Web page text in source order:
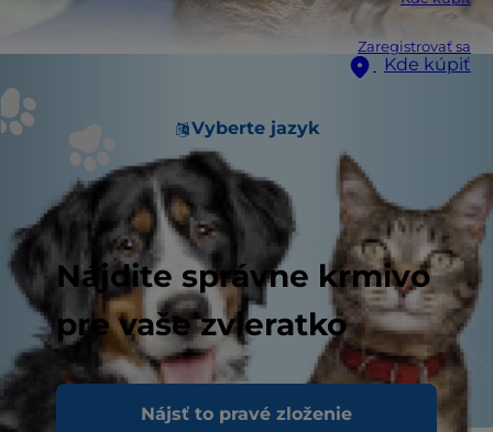
Zaregistrovať sa
Kde kúpiť
Vyberte jazyk
Nájdite správne krmivo
pre vaše zvieratko
Nájsť to pravé zloženie